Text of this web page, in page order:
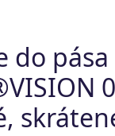
do pása